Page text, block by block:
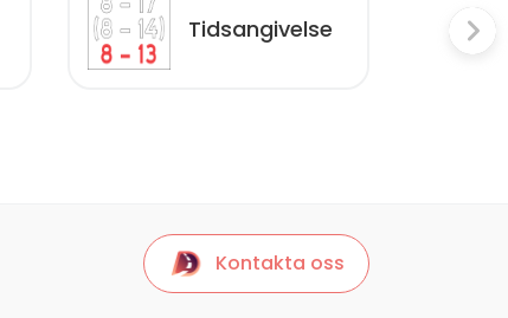
Tidsangivelse
Kontakta oss